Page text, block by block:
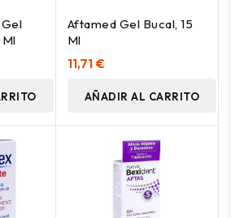
Aftamed Gel Bucal, 15
Ml
11,71 €
AÑADIR AL CARRITO